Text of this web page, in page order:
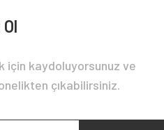
için kaydoluyorsunuz ve
çıkabilirsiniz.